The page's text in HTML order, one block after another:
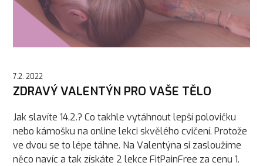
7.2. 2022
ZDRAVÝ VALENTÝN PRO VAŠE TĚLO
Jak slavíte 14.2.? Co takhle vytáhnout lepší polovičku
nebo kámošku na online lekci skvělého cvičení. Protože
ve dvou se to lépe táhne. Na Valentýna si zasloužíme
něco navíc a tak získáte 2 lekce FitPainFree za cenu 1.